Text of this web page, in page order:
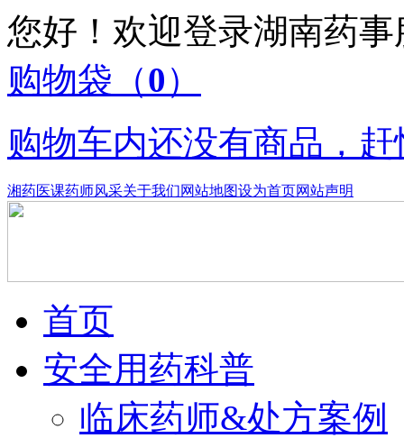
您好！欢迎登录湖南药
购物袋 （0）
购物车内还没有商品，
湘药医课药师风采关于我们网站地图设为首页网站声明
首页
安全用药科普
临床药师&处方案例